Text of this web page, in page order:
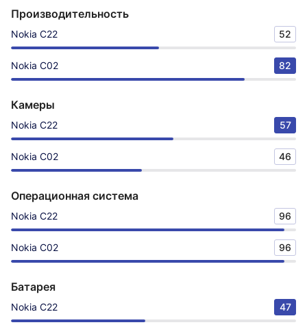
Производительность
Nokia C22 52
Nokia C02 82
Камеры
Nokia C22 57
Nokia C02 46
Операционная система
Nokia C22 96
Nokia C02 96
Батарея
Nokia C22 47